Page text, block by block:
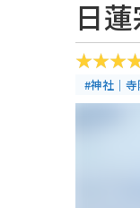
日
#神社｜